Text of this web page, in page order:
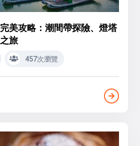
美攻略：潮間帶探險、燈塔
旅
457次瀏覽